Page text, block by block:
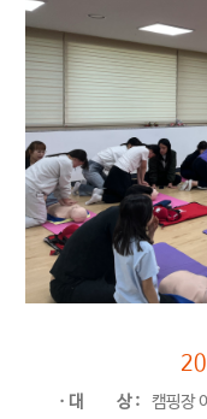
ㆍ대 상 :
캠핑장